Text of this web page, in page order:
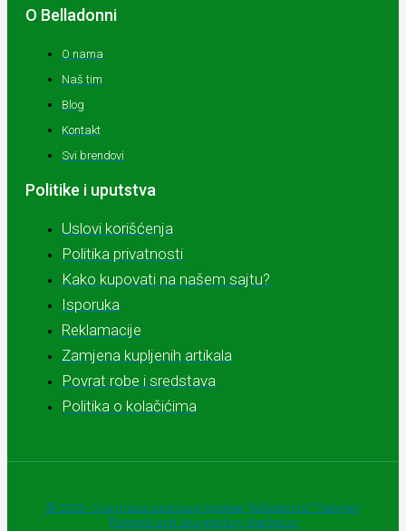
O Belladonni
O nama
Naš tim
Blog
Kontakt
Svi brendovi
Politike i uputstva
Uslovi korišćenja
Politika privatnosti
Kako kupovati na našem sajtu?
Isporuka
Reklamacije
Zamjena kupljenih artikala
Povrat robe i sredstava
Politika o kolačićima
© 2025 - Sva prava zadržava Apoteke "Belladonna" Trebinje |
Powered and designed by Webherzz